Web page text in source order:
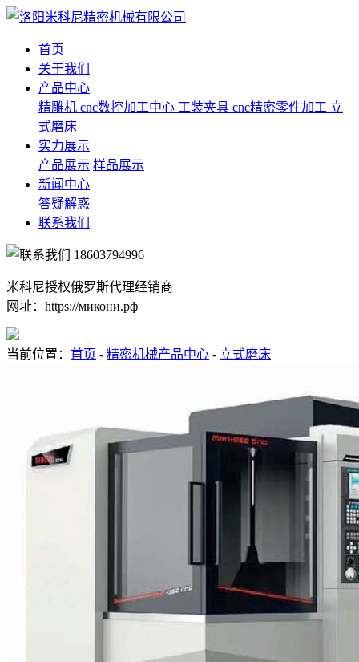
首页
关于我们
产品中心
精雕机 cnc数控加工中心 工装夹具 cnc精密零件加工 立
式磨床
实力展示
产品展示 样品展示
新闻中心
答疑解惑
联系我们
18603794996
米科尼授权俄罗斯代理经销商
网址：https://микони.рф
当前位置： 首页 - 精密机械产品中心 - 立式磨床